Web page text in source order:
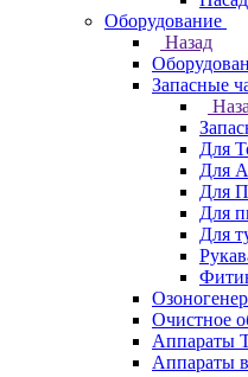
Оборудование
Назад
Запасные
Для
Для
Для
Для
Для
Очистное
Аппараты
Аппараты